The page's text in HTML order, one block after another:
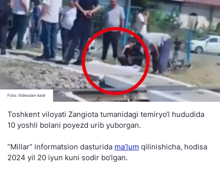
Foto: Videodan kadr
Toshkent viloyati Zangiota tumanidagi temiryo‘l hududida
10 yoshli bolani poyezd urib yuborgan.
“Millar” informatsion dasturida ma’lum qilinishicha, hodisa
2024 yil 20 iyun kuni sodir bo‘lgan.